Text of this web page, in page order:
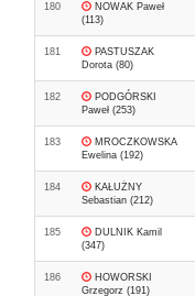
180
NOWAK Paweł
(113)
181
PASTUSZAK
Dorota (80)
182
PODGÓRSKI
Paweł (253)
183
MROCZKOWSKA
Ewelina (192)
184
KAŁUŻNY
Sebastian (212)
185
DULNIK Kamil
(347)
186
HOWORSKI
Grzegorz (191)